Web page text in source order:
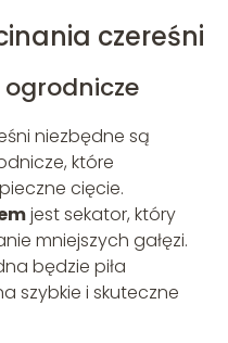
czereśni
niezbędne są
które
cięcie.
jest sekator, który
mniejszych gałęzi.
będzie piła
szybkie i skuteczne